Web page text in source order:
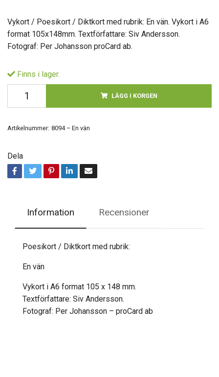
Vykort / Poesikort / Diktkort med rubrik: En vän. Vykort i A6
format 105x148mm. Textförfattare: Siv Andersson.
Fotograf: Per Johansson proCard ab.
Finns i lager.
LÄGG I KORGEN
Artikelnummer: 8094 – En vän
Dela
Information Recensioner
Poesikort / Diktkort med rubrik:
En vän
Vykort i A6 format 105 x 148 mm.
Textförfattare: Siv Andersson.
Fotograf: Per Johansson – proCard ab